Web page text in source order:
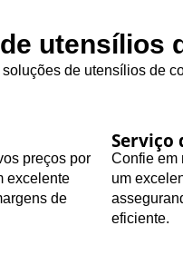
utensílios
de utensílios de
preços por
excelente
de
Serviço
Confie em
um
eficiente.